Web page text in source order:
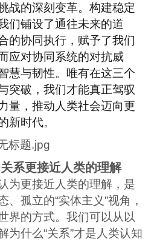
战的深刻变革。构建稳定
们铺设了通往未来的道
的协同执行，赋予了我们
应对协同系统的对抗威
慧与韧性。唯有在这三个
突破，我们才能真正驾驭
量，推动人类社会迈向更
新时代。
系更接近人类的理解
为更接近人类的理解，是
、孤立的“实体主义”视角，
界的方式。我们可以从以
为什么“关系”才是人类认知